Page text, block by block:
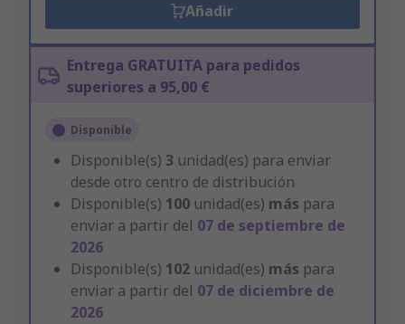
Añadir
Entrega GRATUITA para pedidos
superiores a 95,00 €
Disponible
Disponible(s) 3 unidad(es) para enviar
desde otro centro de distribución
Disponible(s) 100 unidad(es) más para
enviar a partir del 07 de septiembre de
2026
Disponible(s) 102 unidad(es) más para
enviar a partir del 07 de diciembre de
2026